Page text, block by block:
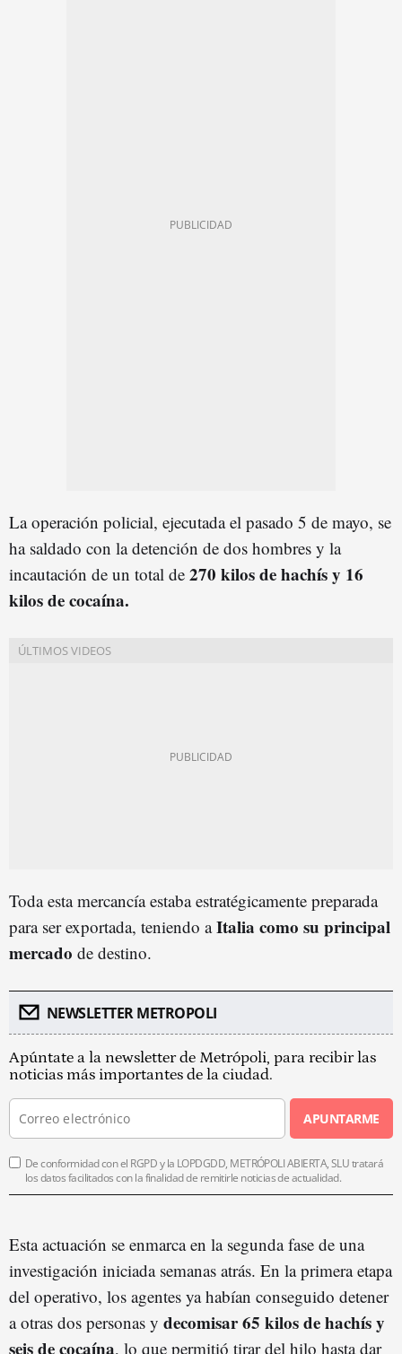
La operación policial, ejecutada el pasado 5 de mayo, se
ha saldado con la detención de dos hombres y la
incautación de un total de 270 kilos de hachís y 16
kilos de cocaína.
Toda esta mercancía estaba estratégicamente preparada
para ser exportada, teniendo aItalia como su principal
mercado de destino.
NEWSLETTER METROPOLI
Apúntate a la newsletter de Metrópoli, para recibir las
noticias más importantes de la ciudad.
APUNTARME
De conformidad con el RGPD y la LOPDGDD, METRÓPOLI ABIERTA, SLU tratará
los datos facilitados con la finalidad de remitirle noticias de actualidad.
Esta actuación se enmarca en la segunda fase de una
investigación iniciada semanas atrás. En la primera etapa
del operativo, los agentes ya habían conseguido detener
a otras dos personas y decomisar 65 kilos de hachís y
seis de cocaína, lo que permitió tirar del hilo hasta dar